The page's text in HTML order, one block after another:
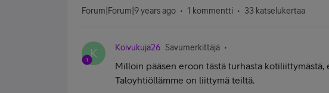
Forum|Forum|9 years ago 1 kommentti 33 katselukertaa
K Koivukuja26 Savumerkittäjä
Milloin pääsen eroon tästä turhasta
Taloyhtiöllämme on liittymä teiltä.